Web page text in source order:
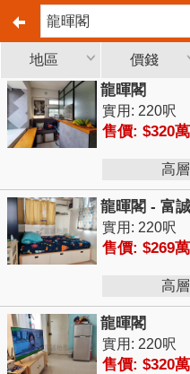
地區 價錢
龍暉閣
實用: 220呎
售價: $320萬
高層
龍暉閣 - 富
實用: 220呎
售價: $269萬
高層
龍暉閣
實用: 220呎
售價: $320萬